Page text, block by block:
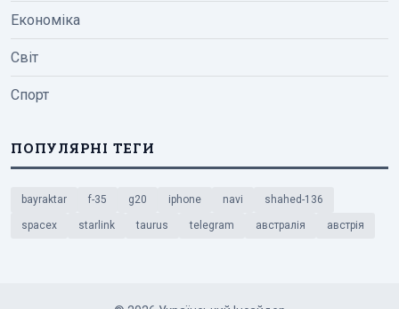
Економіка
Світ
Спорт
ПОПУЛЯРНІ ТЕГИ
bayraktar f-35 g20 iphone navi shahed-136
spacex starlink taurus telegram австралія австрія